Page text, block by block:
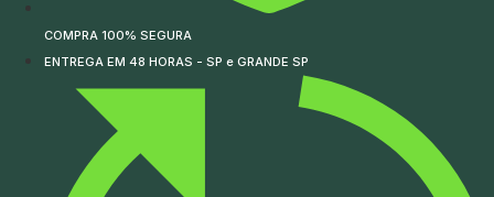
COMPRA 100% SEGURA
ENTREGA EM 48 HORAS - SP e GRANDE SP